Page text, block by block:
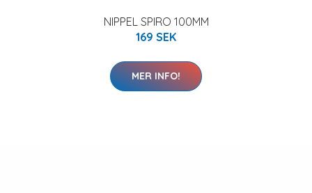
NIPPEL SPIRO 100MM
169 SEK
MER INFO!